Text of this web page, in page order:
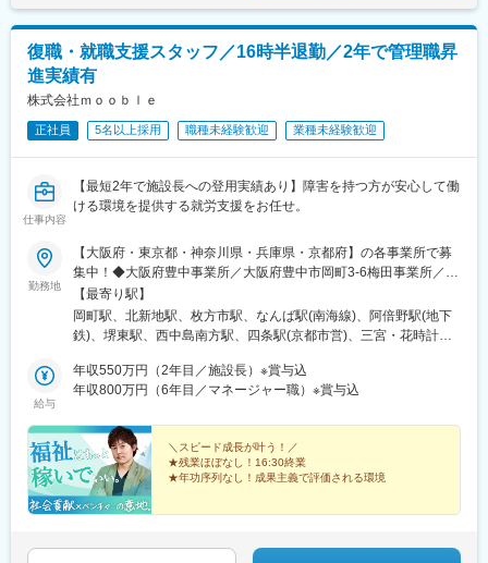
復職・就職支援スタッフ／16時半退勤／2年で管理職昇
進実績有
株式会社ｍｏｏｂｌｅ
正社員 5名以上採用 職種未経験歓迎 業種未経験歓迎
仕事内容
【最短2年で施設長への登用実績あり】障害を持つ方が安心して働
ける環境を提供する就労支援をお任せ。
勤務地
【大阪府・東京都・神奈川県・兵庫県・京都府】の各事業所で募
集中！◆大阪府豊中事業所／大阪府豊中市岡町3-6梅田事業所／大
阪府大阪市北区梅田1-2-2枚方事業所／大阪府枚方市岡東町12-1な
んば事業所／大阪府大阪市浪速区難波中2-2-20天王寺事業所／大
阪府大阪市阿倍野区阿倍野筋3-10-1堺東事業所／大阪府堺市堺区
四条烏丸事業所／京都府京都市中京区室町通り四条菊水鉾町
569◆兵庫県神戸三宮事業所／兵庫県神戸市中央区八幡通4-2-18
／東京都千代田区神田須田町1-5◆神奈川県川崎事業所／神奈川県
川崎市幸区大宮町14-4※受動喫煙対策あり（オフィス内禁煙）
【最寄り駅】
岡町駅、北新地駅、枚方市駅、なんば駅(南海線)、阿倍野駅(地下
鉄)、堺東駅、西中島南方駅、四条駅(京都市営)、三宮・花時計前
駅、日本橋駅(大阪府)、阿倍野駅(阪堺線)、新大阪駅、烏丸駅、貿
易センター駅、小川町駅(東京都)、京急川崎駅、東梅田駅、近鉄日
駅(阪神)、神田駅(東京都)、尻手駅
給与
年収550万円（2年目／施設長）※賞与込
年収800万円（6年目／マネージャー職）※賞与込
＼スピード成長が叶う！／
★残業ほぼなし！16:30終業
★年功序列なし！成果主義で評価される環境
「成長も、私生活も、高収入も」本気で狙える環境で